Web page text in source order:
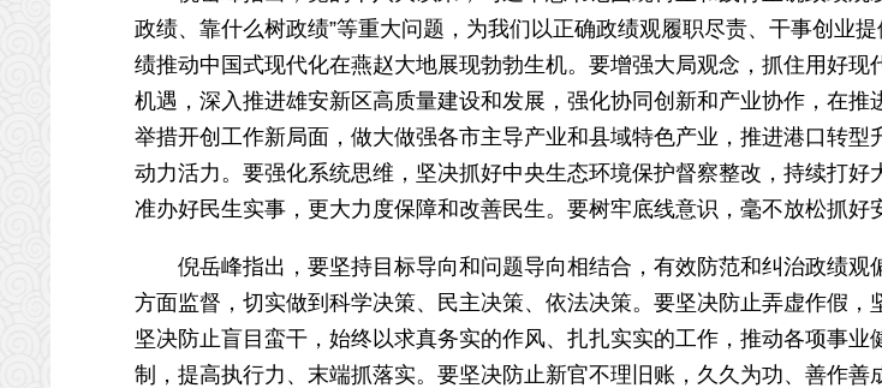
政绩、靠什么树政绩”等重大问题，为我们以正确政绩观履职尽责、干事创业
绩推动中国式现代化在燕赵大地展现勃勃生机。要增强大局观念，抓住用好
机遇，深入推进雄安新区高质量建设和发展，强化协同创新和产业协作，在
举措开创工作新局面，做大做强各市主导产业和县域特色产业，推进港口转
动力活力。要强化系统思维，坚决抓好中央生态环境保护督察整改，持续打
准办好民生实事，更大力度保障和改善民生。要树牢底线意识，毫不放松抓好
倪岳峰指出，要坚持目标导向和问题导向相结合，有效防范和纠治政绩观
方面监督，切实做到科学决策、民主决策、依法决策。要坚决防止弄虚作假
坚决防止盲目蛮干，始终以求真务实的作风、扎扎实实的工作，推动各项事
制，提高执行力、末端抓落实。要坚决防止新官不理旧账，久久为功、善作善